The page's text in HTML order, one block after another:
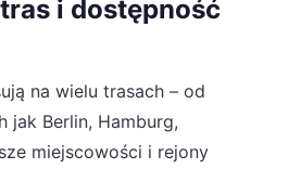
i dostępność
na wielu trasach – od
jak Berlin, Hamburg,
miejscowości i rejony